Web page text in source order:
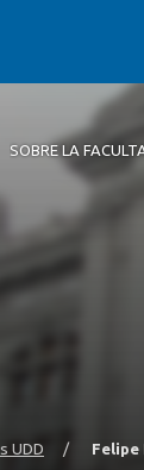
SOBRE LA
UDD / Felipe